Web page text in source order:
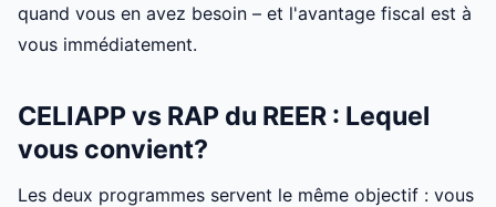
quand vous en avez besoin – et l'avantage fiscal est à
vous immédiatement.
CELIAPP vs RAP du REER : Lequel
vous convient?
Les deux programmes servent le même objectif : vous